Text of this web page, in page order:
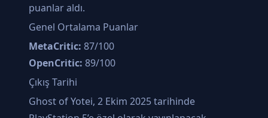
puanlar aldı.
Genel Ortalama Puanlar
MetaCritic: 87/100
OpenCritic: 89/100
Çıkış Tarihi
Ghost of Yotei, 2 Ekim 2025 tarihinde